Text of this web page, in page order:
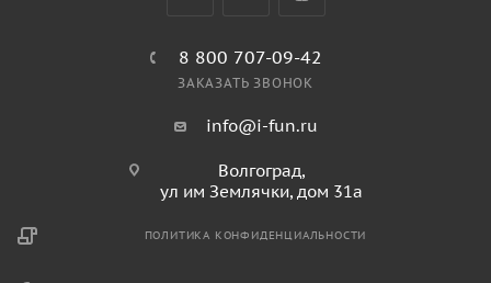
8 800 707-09-42
ЗАКАЗАТЬ ЗВОНОК
info@i-fun.ru
Волгоград,
ул им Землячки, дом 31а
ПОЛИТИКА КОНФИДЕНЦИАЛЬНОСТИ